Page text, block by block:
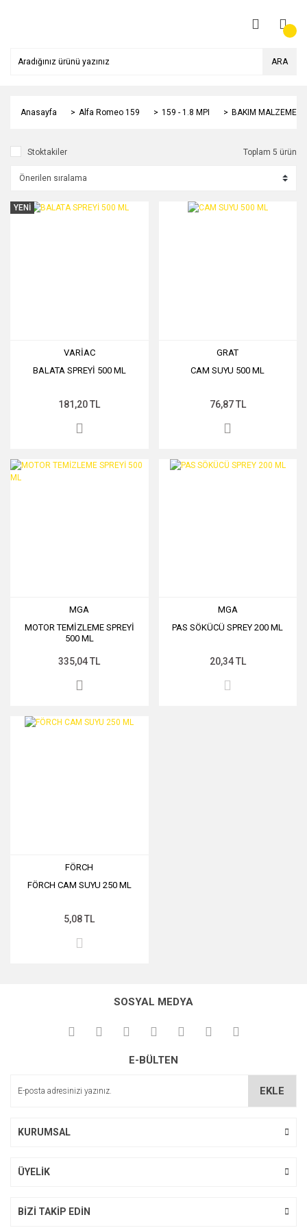
ARA
Anasayfa Alfa Romeo 159 159 - 1.8 MPI BAKIM
Stoktakiler Toplam 5 ürün
YENİ
VARİAC
BALATA SPREYİ 500 ML
181,20 TL
GRAT
CAM SUYU 500 ML
76,87 TL
MGA
MOTOR TEMİZLEME SPREYİ
500 ML
335,04 TL
MGA
PAS SÖKÜCÜ SPREY 200 ML
20,34 TL
FÖRCH
FÖRCH CAM SUYU 250 ML
5,08 TL
SOSYAL MEDYA
E-BÜLTEN
EKLE
KURUMSAL
ÜYELİK
BİZİ TAKİP EDİN